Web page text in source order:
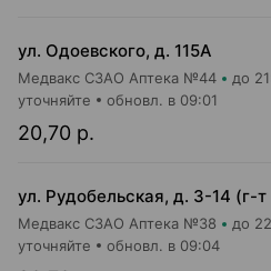
ул. Одоевского, д. 115А
Медвакс СЗАО Аптека №44 до
20,70 р.
уточняйте обновл. в 09:01
ул. Рудобельская, д. 3-14 (г-
Медвакс СЗАО Аптека №38 до
уточняйте обновл. в 09:04